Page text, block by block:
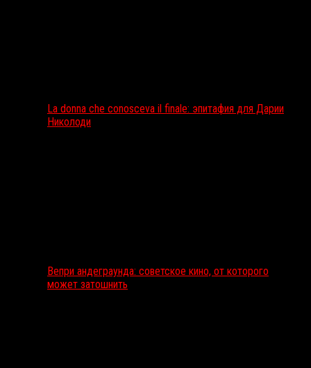
La donna che conosceva il finale: эпитафия для Дарии
Николоди
Вепри андеграунда: советское кино, от которого
может затошнить